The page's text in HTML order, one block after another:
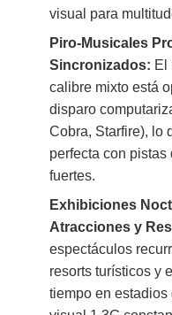
visual para
Piro-Musicales
Sincronizados: El
calibre mixto está
disparo
Cobra, Starfire), lo
perfecta con
fuertes.
Exhibiciones
Atracciones y
espectáculos
resorts turísticos y
tiempo en